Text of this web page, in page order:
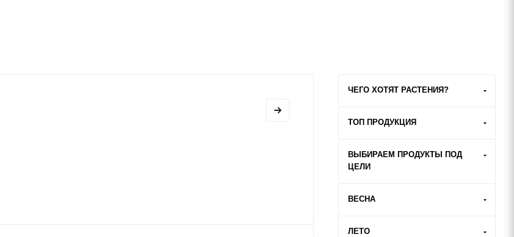
ЧЕГО ХОТЯТ РАСТЕНИЯ?
ТОП ПРОДУКЦИЯ
ВЫБИРАЕМ ПРОДУКТЫ ПОД
ЦЕЛИ
ВЕСНА
ЛЕТО